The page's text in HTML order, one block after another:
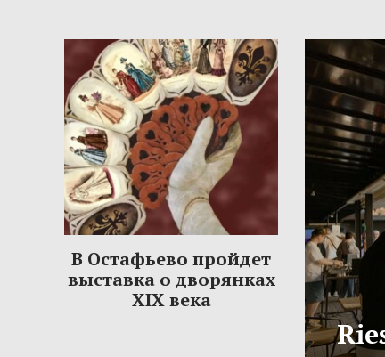
В Остафьево пройдет
выставка о дворянках
XIX века